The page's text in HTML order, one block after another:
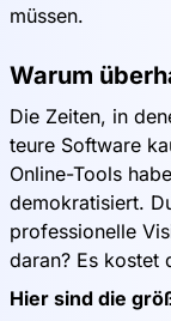
müssen.
Warum
Die Zeiten, in
teure Software
Online-Tools
demokratisiert.
professionelle
daran? Es kostet
Hier sind die